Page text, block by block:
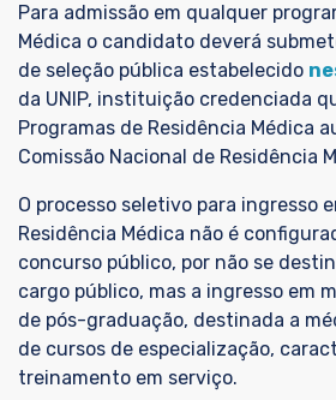
Para admissão em qualquer
Médica o candidato deverá
de seleção pública estabelecido
da UNIP, instituição credenciada
Programas de Residência Médica
Comissão Nacional de Residência
O processo seletivo para ingresso
Residência Médica não é
concurso público, por não se
cargo público, mas a ingresso em
de pós-graduação, destinada a
de cursos de especialização,
treinamento em serviço.